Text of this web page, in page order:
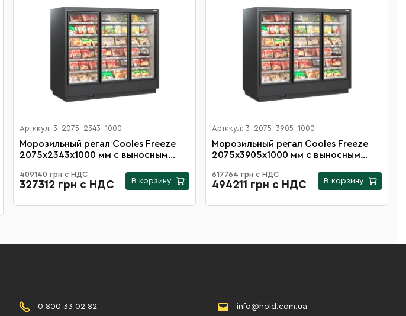
Артикул: 3-2075-2343-1000
Морозильный регал Cooles Freeze
2075х2343х1000 мм с выносным
12 полок
409140 грн с НДС
327312 грн с НДС В корзину
Артикул: 3-2075-3905-1000
Морозильный регал Cooles Freeze
2075х3905х1000 мм с выносным
20 полок
617764 грн с НДС
494211 грн с НДС В корзину
0 800 33 02 82
info@hold.com.ua